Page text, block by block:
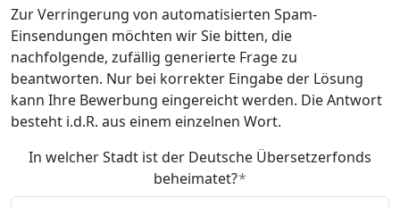
Zur Verringerung von automatisierten Spam-
Einsendungen möchten wir Sie bitten, die
nachfolgende, zufällig generierte Frage zu
beantworten. Nur bei korrekter Eingabe der Lösung
kann Ihre Bewerbung eingereicht werden. Die Antwort
besteht i.d.R. aus einem einzelnen Wort.
In welcher Stadt ist der Deutsche Übersetzerfonds
beheimatet?